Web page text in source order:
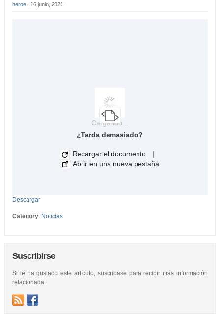
heroe| 16 junio, 2021
Cargando...
¿Tarda demasiado?
Recargar el documento
|
Abrir en una nueva pestaña
Descargar
Category: Noticias
Suscribirse
Si le ha gustado este artículo, suscribase para recibir más información
relacionada.